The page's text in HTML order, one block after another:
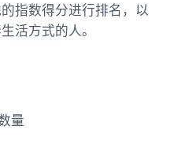
指数得分进行排名，以
活方式的人。
量